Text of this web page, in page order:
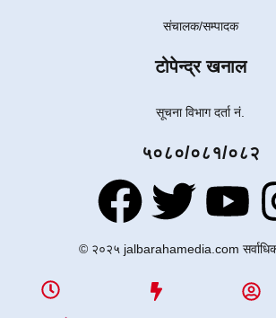
संचालक/सम्पादक
टोपेन्द्र खनाल
सूचना विभाग दर्ता नं.
५०८०/०८१/०८२
© २०२५ jalbarahamedia.com